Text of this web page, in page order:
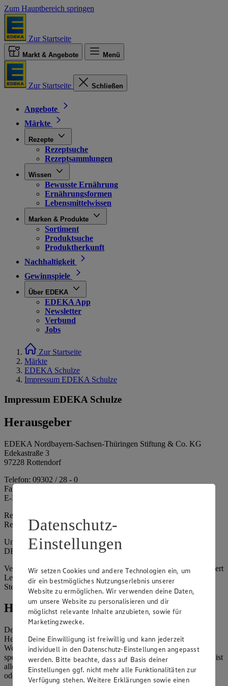
Zum Hauptbereich springen
Zur Startseite
Markt & Angebote Menü
Zur Startseite Schließen
Angebote
Märkte
Rezepte
Rezeptsuche
Rezeptsammlungen
Wissen
Bewusste Ernährung
Ernährungsformen
Lebensmittelwissen
Marken & Produkte
Sortiment
Produktsuche
Produktherkunft
Nachhaltigkeit
Gewinnspiele
Über EDEKA
EDEKA App
Newsletter
Verbund
Jobs
Zur Startseite
Märkte
EDEKA Schulze
Impressum EDEKA Schulze
Impressum EDEKA Schulze
Herausgeber
EDEKA Nordbayern-Sachsen-Thüringen Stiftung & Co. KG
Edekastraße 3
97228 Rottendorf
Telefon: 09302 / 28 - 0
Fax: 09302 / 28 - 214
E-Mail: info@edeka.de
Registergericht: Amtsgericht Würzburg
Registernummer: HRA 6164
Umsatzsteuer-Identifikationsnummer gem. § 27a UStG:
DE261968694
Vertretungsberechtigte: Sebastian Kohrmann (Geschäftsführer), Gert
Lehmann (Geschäftsführer), Christian Remy (Geschäftsführer),
Stefan Legat (Vorstandsvorsitzender)
Hinweise
Der Inhalt dieser Website ist urheberrechtlich geschützt. Der
Herausgeber gewährt Ihnen jedoch das Recht, den auf dieser
Website bereitgestellten Text ganz oder ausschnittsweise zu
speichern und zu vervielfältigen. Aus Gründen des Urheberrechts ist
allerdings die Speicherung und Vervielfältigung von Bildmaterial
oder Grafiken aus dieser Website nicht gestattet.
Datenschutz-
Einstellungen
Wir setzen Cookies und andere Technologien ein, um
dir ein bestmögliches Nutzungserlebnis unserer
Website zu ermöglichen. Wir verwenden deine Daten,
um unsere Website zu personalisieren und dir
möglichst relevante Inhalte anzubieten, sowie für
Marketingzwecke.
Deine Einwilligung ist freiwillig und kann jederzeit
individuell in den Datenschutz-Einstellungen angepasst
werden. Bitte beachte, dass auf Basis deiner
Einstellungen ggf. nicht mehr alle Funktionalitäten zur
Verfügung stehen. Weitere Erklärungen sowie einen